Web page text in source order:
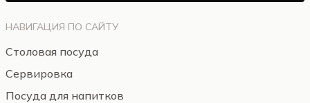
НАВИГАЦИЯ ПО САЙТУ
Столовая посуда
Сервировка
Посуда для напитков